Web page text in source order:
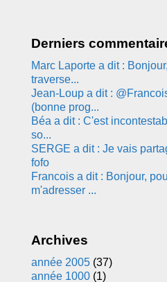
Derniers
Marc Laporte a dit :
traverse...
Jean-Loup a dit :
(bonne prog...
Béa a dit : C'est
so...
SERGE a dit : Je vais
fofo
Francois a dit : Bonjour,
m'adresser ...
Archives
année 2005 (37)
année 1000 (1)